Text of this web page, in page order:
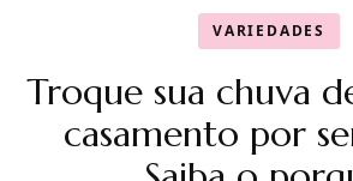
VARIEDADES
Troque sua chuva
casamento por